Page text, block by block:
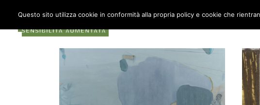
COS’È METABOX
Questo sito utilizza cookie in conformità alla propria policy e cookie che